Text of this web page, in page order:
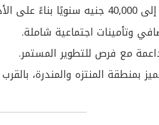
الأداء.
وتأمينات اجتماعية شاملة.
مع فرص للتطوير المستمر.
بمنطقة المنتزه والمندرة،